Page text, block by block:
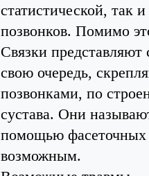
статистической, так
позвонков. Помимо
Связки
свою очередь,
позвонками, по
сустава. Они
помощью фасеточных
возможным.